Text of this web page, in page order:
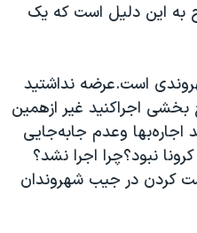
به این دلیل است که یک
است.عرضه نداشتید
بخشی اجراکنید غیر ازهمین
اجاره‌بها وعدم جابه‌جایی
نبود؟چرا اجرا نشد؟
کردن در جیب شهروندان